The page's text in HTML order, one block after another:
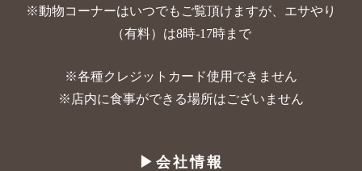
※動物コーナーはいつでもご覧頂けますが、 エサやり
（有料）は8時-17時まで
※各種クレジットカード使用できません
※店内に食事ができる場所はございません
▶︎会社情報